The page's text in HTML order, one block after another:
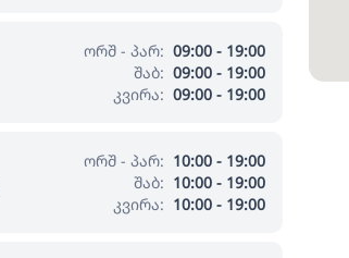
ორშ - პარ: 09:00 - 19:00
შაბ: 09:00 - 19:00
კვირა: 09:00 - 19:00
ორშ - პარ: 10:00 - 19:00
შაბ: 10:00 - 19:00
კვირა: 10:00 - 19:00